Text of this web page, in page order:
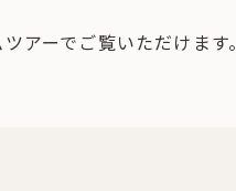
アーでご覧いただけます。